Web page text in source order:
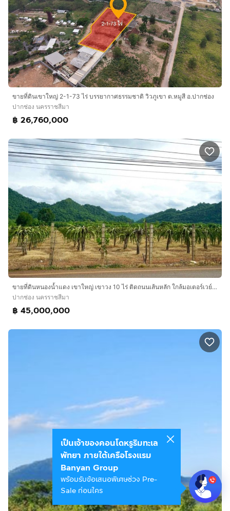
ขายที่ดินเขาใหญ่ 2-1-73 ไร่ บรรยากาศธรรมชาติ วิวภูเขา ต.หมูสี อ.ปากช่อง
ปากช่อง นครราชสีมา
฿ 26,760,000
ขายที่ดินหนองน้ำแดง เขาใหญ่ เขาวง 10 ไร่ ติดถนนเส้นหลัก ใกล้มอเตอร์เวย์ M6 ที่สวย วิวเขาสวยชัดมาก ใกล้ถนนธนะรัชต์ ศูนย์ผู้นำ CP ที่สวย วิวเข
ปากช่อง นครราชสีมา
฿ 45,000,000
เป็นเจ้าของคอนโดหรูริมทะเล
พัทยา ภายใต้เครือโรงแรม
Banyan Group
พร้อมรับข้อเสนอพิเศษช่วง Pre-
Sale ก่อนใคร